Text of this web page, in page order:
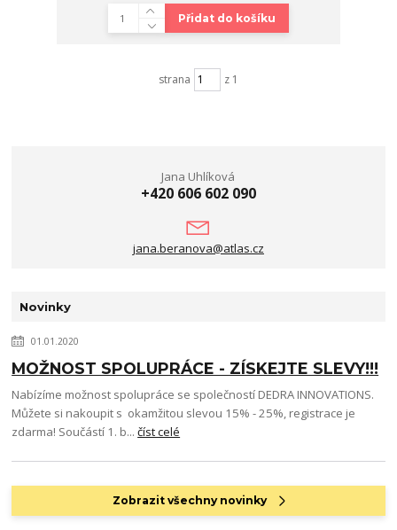
Přidat do košíku
strana z 1
Jana Uhlíková
+420 606 602 090
jana.beranova@atlas.cz
Novinky
01.01.2020
MOŽNOST SPOLUPRÁCE - ZÍSKEJTE SLEVY!!!
Nabízíme možnost spolupráce se společností DEDRA INNOVATIONS.
Můžete si nakoupit s okamžitou slevou 15% - 25%, registrace je
zdarma! Součástí 1. b...číst celé
Zobrazit všechny novinky